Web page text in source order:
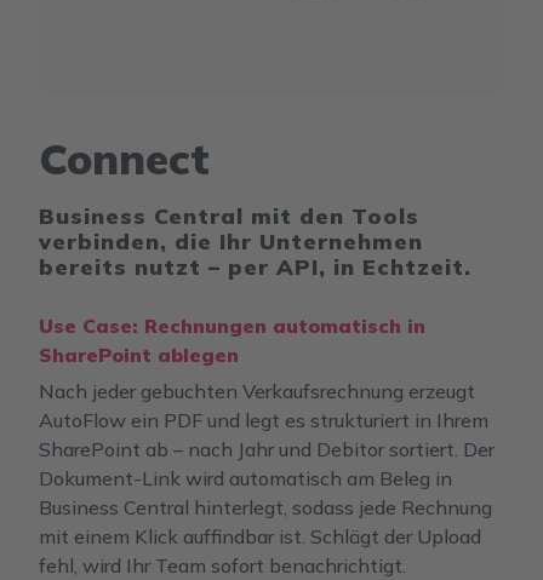
Connect
Business Central mit den Tools
verbinden, die Ihr Unternehmen
bereits nutzt – per API, in Echtzeit.
Use Case: Rechnungen automatisch in
SharePoint ablegen
Nach jeder gebuchten Verkaufsrechnung erzeugt
AutoFlow ein PDF und legt es strukturiert in Ihrem
SharePoint ab – nach Jahr und Debitor sortiert. Der
Dokument-Link wird automatisch am Beleg in
Business Central hinterlegt, sodass jede Rechnung
mit einem Klick auffindbar ist. Schlägt der Upload
fehl, wird Ihr Team sofort benachrichtigt.